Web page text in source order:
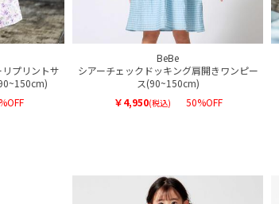
リプリントサ
BeBe
シアーチェックドッキング肩開きワンピー
ス(90~150cm)
￥4,950(税込) 50%OFF